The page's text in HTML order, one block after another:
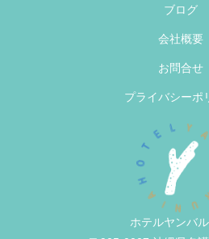
ブログ
会社概要
お問合せ
プライバシーポ
ホテルヤンバ